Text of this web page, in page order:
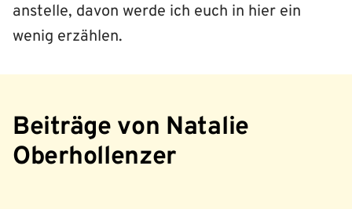
anstelle, davon werde ich euch in hier ein
wenig erzählen.
Beiträge von Natalie
Oberhollenzer